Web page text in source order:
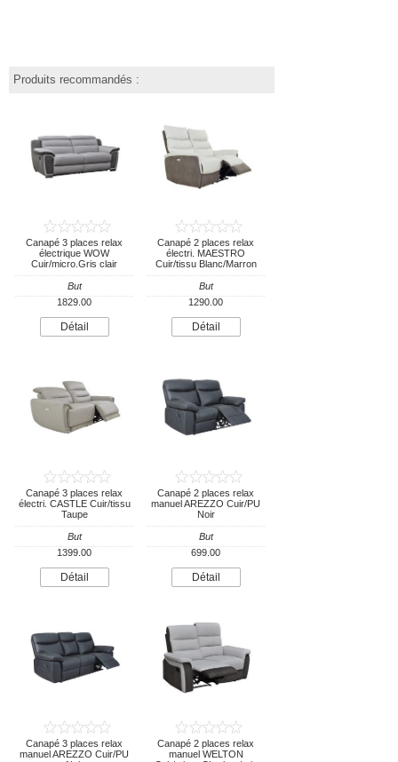
Produits recommandés :
Canapé 3 places relax
électrique WOW
Cuir/micro.Gris clair
But
1829.00
Détail
Canapé 2 places relax
électri. MAESTRO
Cuir/tissu Blanc/Marron
But
1290.00
Détail
Canapé 3 places relax
électri. CASTLE Cuir/tissu
Taupe
But
1399.00
Détail
Canapé 2 places relax
manuel AREZZO Cuir/PU
Noir
But
699.00
Détail
Canapé 3 places relax
manuel AREZZO Cuir/PU
Canapé 2 places relax
manuel WELTON